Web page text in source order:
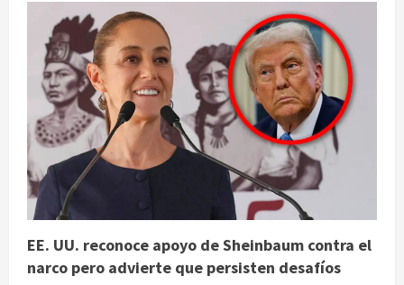
EE. UU. reconoce apoyo de Sheinbaum contra el
narco pero advierte que persisten desafíos